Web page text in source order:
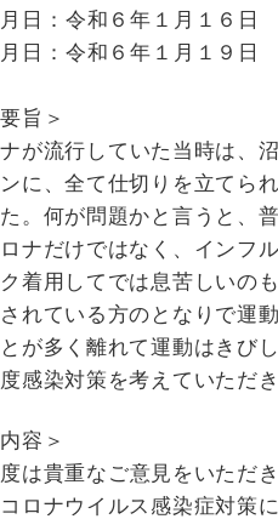
日：令和６年１月１６日
日：令和６年１月１９日
旨＞
が流行していた当時は、
に、全て仕切りを立てら
。何が問題かと言うと、
ナだけではなく、インフ
着用してでは息苦しいの
れている方のとなりで運
が多く離れて運動はきびし
感染対策を考えていただ
容＞
は貴重なご意見をいただ
ロナウイルス感染症対策